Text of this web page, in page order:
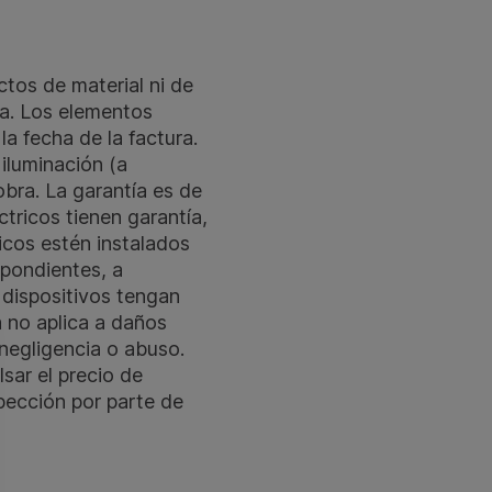
de material ni de
Los elementos
fecha de la factura.
(a
La garantía es de
tienen garantía,
estén instalados
a
tengan
aplica a daños
o abuso.
el precio de
por parte de